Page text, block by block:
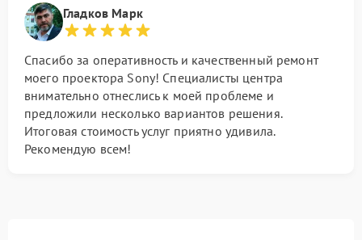
Гладков Марк
Спасибо за оперативность и качественный ремонт
моего проектора Sony! Специалисты центра
внимательно отнеслись к моей проблеме и
предложили несколько вариантов решения.
Итоговая стоимость услуг приятно удивила.
Рекомендую всем!